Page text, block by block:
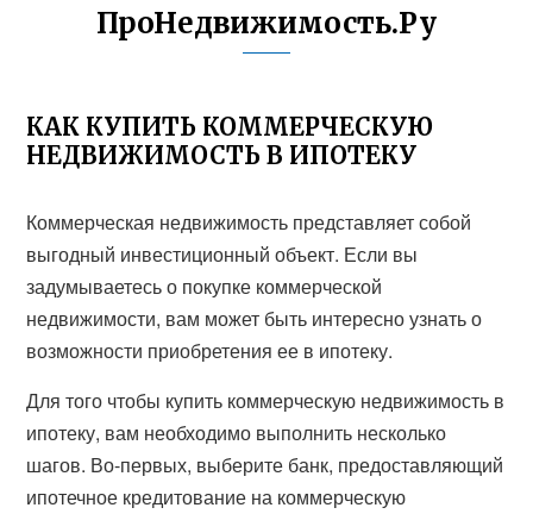
ПроНедвижимость.Ру
КАК КУПИТЬ КОММЕРЧЕСКУЮ
НЕДВИЖИМОСТЬ В ИПОТЕКУ
Коммерческая недвижимость представляет собой
выгодный инвестиционный объект. Если вы
задумываетесь о покупке коммерческой
недвижимости, вам может быть интересно узнать о
возможности приобретения ее в ипотеку.
Для того чтобы купить коммерческую недвижимость в
ипотеку, вам необходимо выполнить несколько
шагов. Во-первых, выберите банк, предоставляющий
ипотечное кредитование на коммерческую